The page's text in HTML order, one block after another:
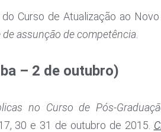
Curso de Atualização ao
assunção de competência
– 2 de outubro)
no Curso de Pós-
30 e 31 de outubro de 2015.